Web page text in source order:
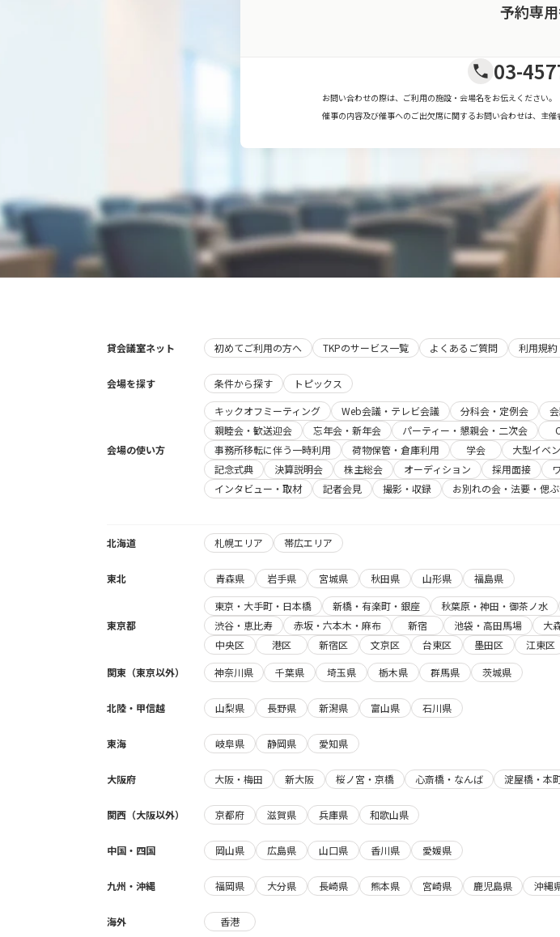
予約専
03-
お問い合わせの際は、ご利用の施設・会場名をお伝えください。
催事の内容及び催事へのご出欠席に関するお問い合わせは、主
貸会議室ネット 初めてご利用の方へ TKPのサービス一覧 よくあるご質問 利用規
会場を探す 条件から探す トピックス
会場の使い方
キックオフミーティング Web会議・テレビ会議 分科会・定例会
親睦会・歓送迎会
忘年会・新年会 パーティー・懇親会・二次会
事務所移転に伴う一時利用
荷物保管・倉庫利用 学会 大型イベ
記念式典
決算説明会 株主総会 オーディション 採用面接
インタビュー・取材
記者会見 撮影・収録 お別れの会・法要・偲
北海道 札幌エリア 帯広エリア
東北 青森県 岩手県 宮城県 秋田県 山形県 福島県
東京都
東京・大手町・日本橋 新橋・有楽町・銀座 秋葉原・神田・御茶ノ水
渋谷・恵比寿
赤坂・六本木・麻布 新宿 池袋・高田馬場 大
中央区
港区 新宿区 文京区 台東区 墨田区 江東区
関東（東京以外）
神奈川県 千葉県 埼玉県 栃木県 群馬県 茨城県
北陸・甲信越 山梨県 長野県 新潟県 富山県 石川県
東海 岐阜県 静岡県 愛知県
大阪府 大阪・梅田 新大阪 桜ノ宮・京橋 心斎橋・なんば 淀屋橋・本
関西（大阪以外） 京都府 滋賀県 兵庫県 和歌山県
中国・四国 岡山県 広島県 山口県 香川県 愛媛県
九州・沖縄 福岡県 大分県 長崎県 熊本県 宮崎県 鹿児島県 沖縄
海外 香港